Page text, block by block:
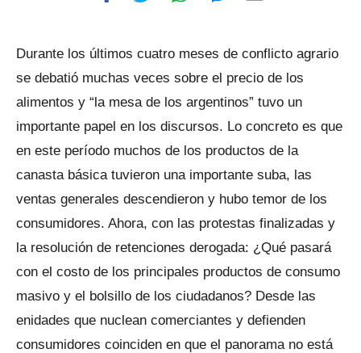
Durante los últimos cuatro meses de conflicto agrario
se debatió muchas veces sobre el precio de los
alimentos y “la mesa de los argentinos” tuvo un
importante papel en los discursos. Lo concreto es que
en este período muchos de los productos de la
canasta básica tuvieron una importante suba, las
ventas generales descendieron y hubo temor de los
consumidores. Ahora, con las protestas finalizadas y
la resolución de retenciones derogada: ¿Qué pasará
con el costo de los principales productos de consumo
masivo y el bolsillo de los ciudadanos? Desde las
enidades que nuclean comerciantes y defienden
consumidores coinciden en que el panorama no está